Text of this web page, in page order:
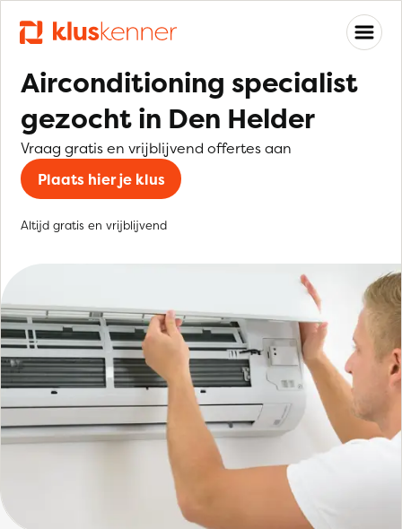
Airconditioning specialist
gezocht in Den Helder
Vraag gratis en vrijblijvend offertes aan
Plaats hier je klus
Altijd gratis en vrijblijvend